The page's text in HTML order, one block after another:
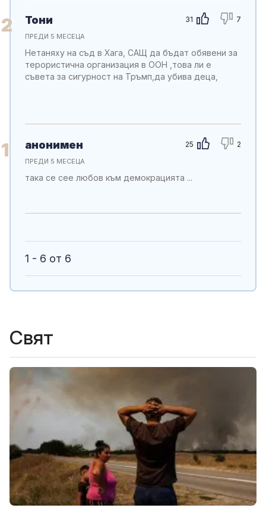
2 31 7
Тони
ПРЕДИ 5 МЕСЕЦА
Нетаняху на съд в Хага, САЩ да бъдат обявени за
терористична организация в ООН ,това ли е
съвета за сигурност на Тръмп,да убива деца,
1 25 2
анонимен
ПРЕДИ 5 МЕСЕЦА
така се сее любов към демокрацията ...
1 - 6 от 6
Свят